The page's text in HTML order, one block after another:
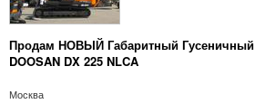
Продам НОВЫЙ Габаритный
DOOSAN DX 225 NLCA
Москва